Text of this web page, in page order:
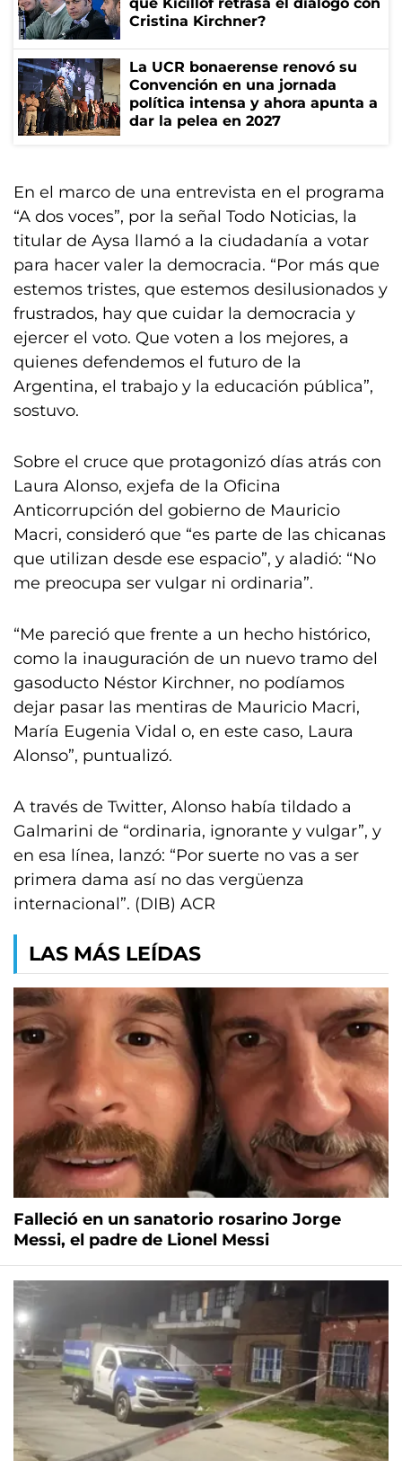
Cristina Kirchner?
La UCR bonaerense renovó su
Convención en una jornada
política intensa y ahora apunta a
dar la pelea en 2027
En el marco de una entrevista en el programa
“A dos voces”, por la señal Todo Noticias, la
titular de Aysa llamó a la ciudadanía a votar
para hacer valer la democracia. “Por más que
estemos tristes, que estemos desilusionados y
frustrados, hay que cuidar la democracia y
ejercer el voto. Que voten a los mejores, a
quienes defendemos el futuro de la
Argentina, el trabajo y la educación pública”,
sostuvo.
Sobre el cruce que protagonizó días atrás con
Laura Alonso, exjefa de la Oficina
Anticorrupción del gobierno de Mauricio
Macri, consideró que “es parte de las chicanas
que utilizan desde ese espacio”, y aladió: “No
me preocupa ser vulgar ni ordinaria”.
“Me pareció que frente a un hecho histórico,
como la inauguración de un nuevo tramo del
gasoducto Néstor Kirchner, no podíamos
dejar pasar las mentiras de Mauricio Macri,
María Eugenia Vidal o, en este caso, Laura
Alonso”, puntualizó.
A través de Twitter, Alonso había tildado a
Galmarini de “ordinaria, ignorante y vulgar”, y
en esa línea, lanzó: “Por suerte no vas a ser
primera dama así no das vergüenza
internacional”. (DIB) ACR
LAS MÁS LEÍDAS
Falleció en un sanatorio rosarino Jorge
Messi, el padre de Lionel Messi